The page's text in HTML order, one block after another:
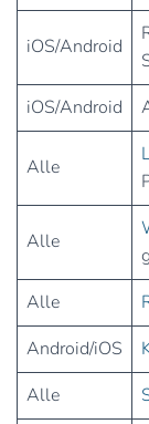
iOS/Android
iOS/Android
Alle
Alle
Alle
Android/iOS
Alle